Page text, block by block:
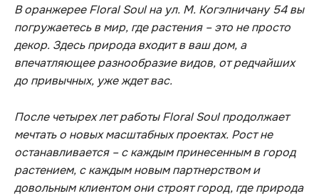
В оранжерее Floral Soul на ул. М. Когэлничану 54 вы
погружаетесь в мир, где растения – это не просто
декор. Здесь природа входит в ваш дом, а
впечатляющее разнообразие видов, от редчайших
до привычных, уже ждет вас.
После четырех лет работы Floral Soul продолжает
мечтать о новых масштабных проектах. Рост не
останавливается – с каждым принесенным в город
растением, с каждым новым партнерством и
довольным клиентом они строят город, где природа